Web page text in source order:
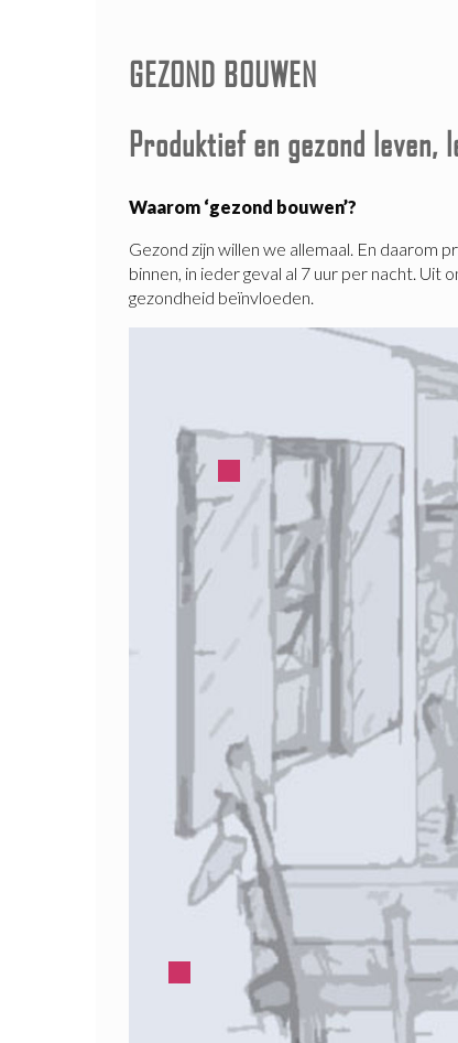
GEZOND BOUWEN
Produktief en gezond leven,
Waarom ‘gezond bouwen’?
Gezond zijn willen we allemaal. En daarom
binnen, in ieder geval al 7 uur per nacht.
gezondheid beïnvloeden.